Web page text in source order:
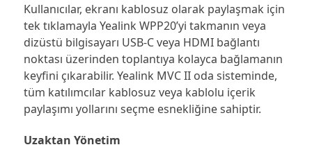
Kullanıcılar, ekranı kablosuz olarak paylaşmak için
tek tıklamayla Yealink WPP20’yi takmanın veya
dizüstü bilgisayarı USB-C veya HDMI bağlantı
noktası üzerinden toplantıya kolayca bağlamanın
keyfini çıkarabilir. Yealink MVC II oda sisteminde,
tüm katılımcılar kablosuz veya kablolu içerik
paylaşımı yollarını seçme esnekliğine sahiptir.
Uzaktan Yönetim